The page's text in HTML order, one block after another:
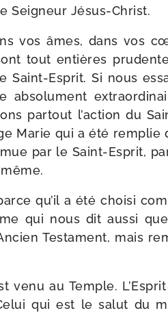
Seigneur Jésus-Christ.
vos âmes, dans vos
tout entières
Saint-​Esprit. Si nous
abso­lu­ment
par­tout l’action du
Marie qui a été rem­plie
par le Saint-​Esprit,
qu’il a été choi­si
qui nous dit aus­si
Testament, mais
venu au Temple.
qui est le salut du